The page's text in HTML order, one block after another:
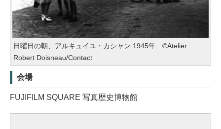
日曜日の朝、アルキュイユ・カシャン 1945年 ©Atelier
Robert Doisneau/Contact
会場
FUJIFILM SQUARE 写真歴史博物館